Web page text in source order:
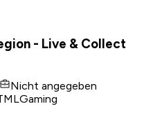
- Live & Collect
Nicht angegeben
Gaming